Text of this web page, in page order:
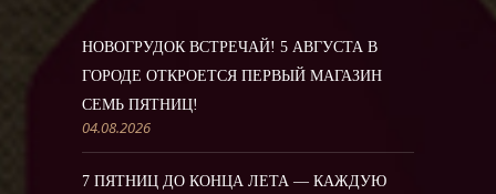
НОВОГРУДОК ВСТРЕЧАЙ! 5 АВГУСТА В
ГОРОДЕ ОТКРОЕТСЯ ПЕРВЫЙ МАГАЗИН
СЕМЬ ПЯТНИЦ!
04.08.2026
7 ПЯТНИЦ ДО КОНЦА ЛЕТА — КАЖДУЮ